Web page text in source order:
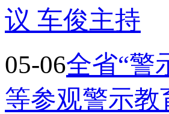
议 车俊主持
05-06全省“警
等参观警示教